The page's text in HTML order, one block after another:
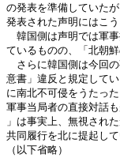
の発表を準備していた
発表された声明にはこ
韓国側は声明では軍事
ているものの、「北朝
さらに韓国側は今回
意書」違反と規定して
に南北不可侵をうたっ
軍事当局者の直接対話
」は事実上、無視され
共同履行を北に提起して
（以下省略）